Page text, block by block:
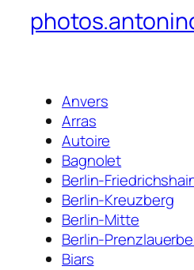
Anvers
Arras
Autoire
Bagnolet
Berlin-
Berlin-Kreuzberg
Berlin-Mitte
Berlin-
Biars